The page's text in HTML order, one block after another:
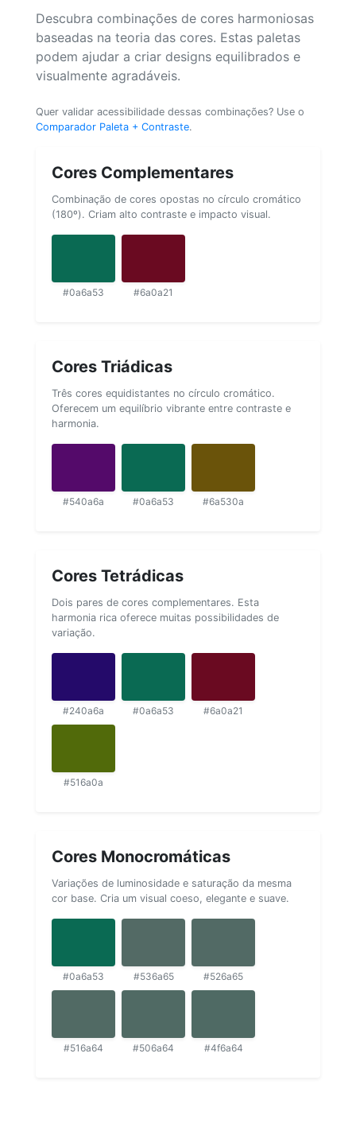
Descubra combinações de cores harmoniosas
baseadas na teoria das cores. Estas paletas
podem ajudar a criar designs equilibrados e
visualmente agradáveis.
Quer validar acessibilidade dessas combinações? Use o
Comparador Paleta + Contraste.
Cores Complementares
Combinação de cores opostas no círculo cromático
(180º). Criam alto contraste e impacto visual.
#0a6a53 #6a0a21
Cores Triádicas
Três cores equidistantes no círculo cromático.
Oferecem um equilíbrio vibrante entre contraste e
harmonia.
#540a6a #0a6a53 #6a530a
Cores Tetrádicas
Dois pares de cores complementares. Esta
harmonia rica oferece muitas possibilidades de
variação.
#240a6a #0a6a53 #6a0a21
#516a0a
Cores Monocromáticas
Variações de luminosidade e saturação da mesma
cor base. Cria um visual coeso, elegante e suave.
#0a6a53 #536a65 #526a65
#516a64 #506a64 #4f6a64